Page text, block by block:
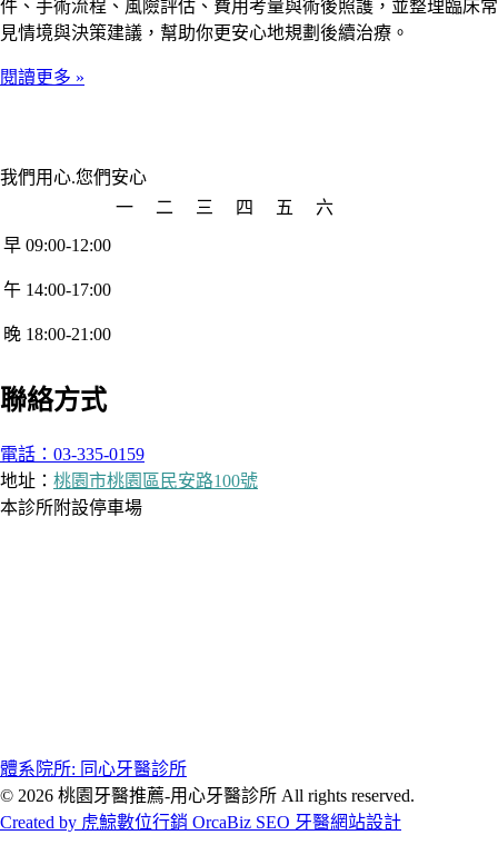
件、手術流程、風險評估、費用考量與術後照護，並整理臨床常
見情境與決策建議，幫助你更安心地規劃後續治療。
閱讀更多 »
我們用心.您們安心
一
二 三 四 五
六
早 09:00-12:00
午 14:00-17:00
晚 18:00-21:00
聯絡方式
電話：03-335-0159
地址： 桃園市桃園區民安路100號
本診所附設停車場
體系院所: 同心牙醫診所
© 2026 桃園牙醫推薦-用心牙醫診所 All rights reserved.
Created by 虎鯨數位行銷 OrcaBiz SEO 牙醫網站設計